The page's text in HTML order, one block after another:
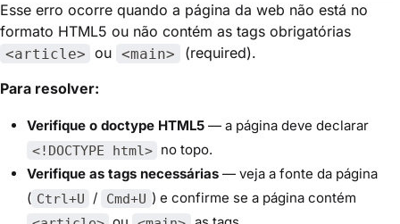
Esse erro ocorre quando a página da web não está no
formato HTML5 ou não contém as tags obrigatórias
<article> ou <main>
(required).
Para resolver:
Verifique o doctype HTML5 — a página deve declarar
<!DOCTYPE html> no topo.
Verifique as tags necessárias — veja a fonte da página
( Ctrl+U / Cmd+U ) e confirme se a página contém